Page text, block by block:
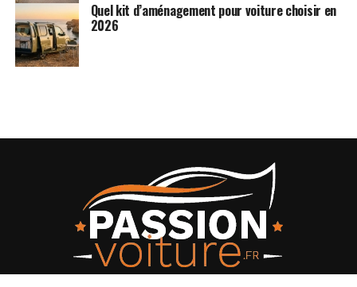
Quel kit d’aménagement pour voiture choisir en
2026